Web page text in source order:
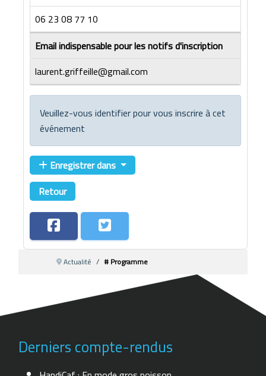
06 23 08 77 10
Email indispensable pour les notifs d'inscription
laurent.griffeille@gmail.com
Veuillez-vous identifier pour vous inscrire à cet
événement
Enregistrer dans
Retour
Actualité # Programme
Derniers compte-rendus